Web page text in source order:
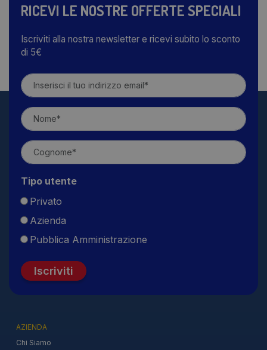
RICEVI LE NOSTRE OFFERTE SPECIALI
Iscriviti alla nostra newsletter e ricevi subito lo sconto
di 5€
Tipo utente
Privato
Azienda
Pubblica Amministrazione
Iscriviti
AZIENDA
Chi Siamo